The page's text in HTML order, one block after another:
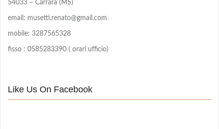
54033 – Carrara (MS)
email: musetti.renato@gmail.com
mobile: 3287565328
fisso : 0585283390 ( orari ufficio)
Like Us On Facebook